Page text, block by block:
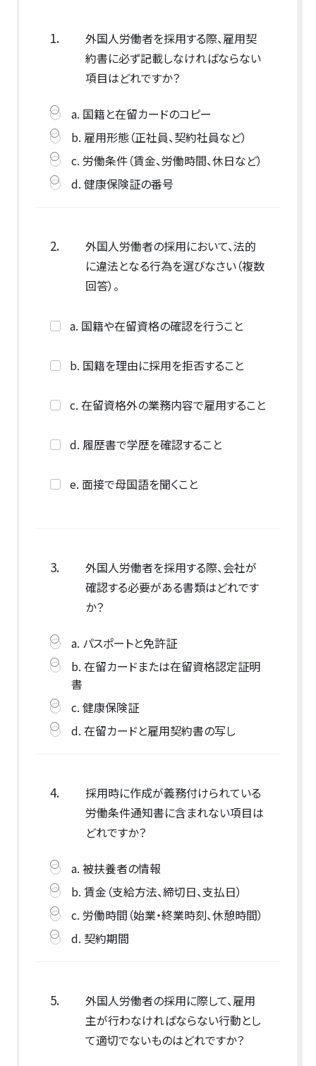
1.
外国人労働者を採用する際、雇用契
約書に必ず記載しなければならない
項目はどれですか？
a. 国籍と在留カードのコピー
b. 雇用形態（正社員、契約社員など）
c. 労働条件（賃金、労働時間、休日など）
d. 健康保険証の番号
2.
外国人労働者の採用において、法的
に違法となる行為を選びなさい（複数
回答）。
a. 国籍や在留資格の確認を行うこと
b. 国籍を理由に採用を拒否すること
c. 在留資格外の業務内容で雇用すること
d. 履歴書で学歴を確認すること
e. 面接で母国語を聞くこと
3.
外国人労働者を採用する際、会社が
確認する必要がある書類はどれです
か？
a. パスポートと免許証
b. 在留カードまたは在留資格認定証明
書
c. 健康保険証
d. 在留カードと雇用契約書の写し
4.
採用時に作成が義務付けられている
労働条件通知書に含まれない項目は
どれですか？
a. 被扶養者の情報
b. 賃金（支給方法、締切日、支払日）
c. 労働時間（始業・終業時刻、休憩時間）
d. 契約期間
5.
外国人労働者の採用に際して、雇用
主が行わなければならない行動とし
て適切でないものはどれですか？